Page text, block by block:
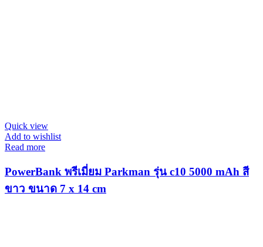
Quick view
Add to wishlist
Read more
PowerBank พรีเมี่ยม Parkman รุ่น c10 5000 mAh สี
ขาว ขนาด 7 x 14 cm